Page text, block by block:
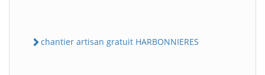
chantier artisan gratuit HARBONNIERES